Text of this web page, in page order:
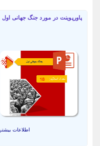
پاورپوینت در مورد جنگ جهانی اول
اطلاعات بیشتر